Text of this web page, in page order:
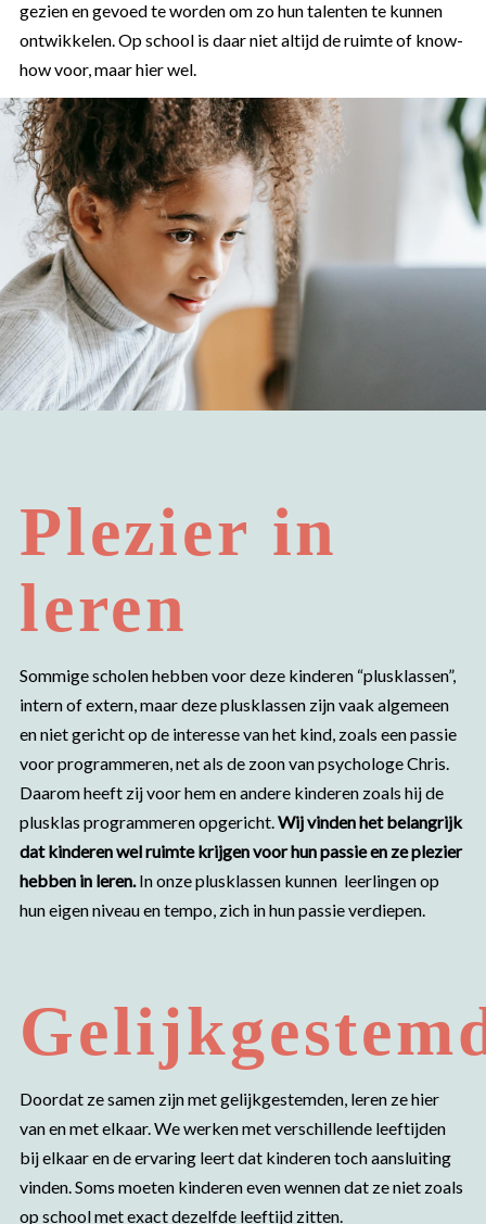
gezien en gevoed te worden om zo hun talenten te kunnen
ontwikkelen. Op school is daar niet altijd de ruimte of know-
how voor, maar hier wel.
Plezier in
leren
Sommige scholen hebben voor deze kinderen “plusklassen”,
intern of extern, maar deze plusklassen zijn vaak algemeen
en niet gericht op de interesse van het kind, zoals een passie
voor programmeren, net als de zoon van psychologe Chris.
Daarom heeft zij voor hem en andere kinderen zoals hij de
plusklas programmeren opgericht. Wij vinden het belangrijk
dat kinderen wel ruimte krijgen voor hun passie en ze plezier
hebben in leren.In onze plusklassen kunnen leerlingen op
hun eigen niveau en tempo, zich in hun passie verdiepen.
Doordat ze samen zijn met gelijkgestemden, leren ze hier
van en met elkaar. We werken met verschillende leeftijden
bij elkaar en de ervaring leert dat kinderen toch aansluiting
vinden. Soms moeten kinderen even wennen dat ze niet zoals
op school met exact dezelfde leeftijd zitten.